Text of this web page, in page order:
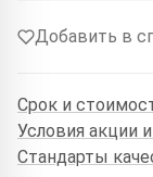
Добавить в
Срок и
Условия акции
Стандарты